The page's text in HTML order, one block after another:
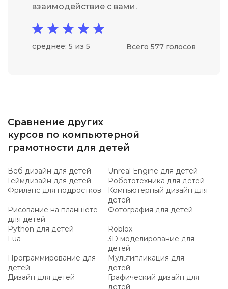
взаимодействие с вами.
среднее: 5 из 5 Всего 577 голосов
Сравнение других
курсов по компьютерной
грамотности для детей
Веб дизайн для детей
Unreal Engine для детей
Геймдизайн для детей
Робототехника для детей
Фриланс для подростков
Компьютерный дизайн для
детей
Рисование на планшете
для детей
Фотография для детей
Python для детей
Roblox
Lua
3D моделирование для
детей
Программирование для
детей
Мультипликация для
детей
Дизайн для детей
Графический дизайн для
детей